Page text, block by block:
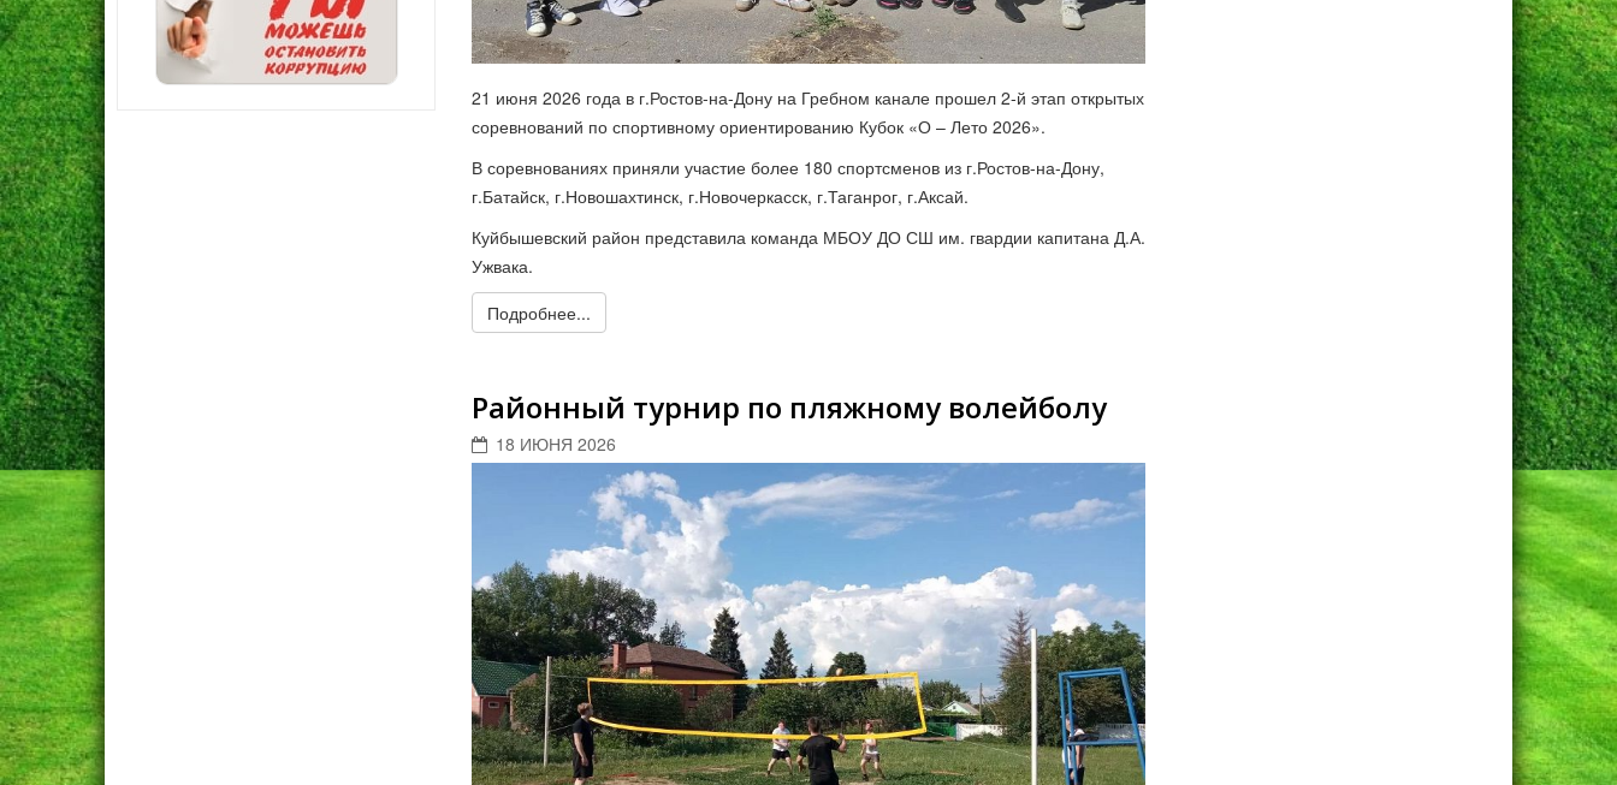
21 июня 2026 года в г.Ростов-на-Дону на Гребном канале прошел 2-й этап открытых
соревнований по спортивному ориентированию Кубок «О – Лето 2026».
В соревнованиях приняли участие более 180 спортсменов из г.Ростов-на-Дону,
г.Батайск, г.Новошахтинск, г.Новочеркасск, г.Таганрог, г.Аксай.
Куйбышевский район представила команда МБОУ ДО СШ им. гвардии капитана Д.А.
Ужвака.
Подробнее...
Районный турнир по пляжному волейболу
18 ИЮНЯ 2026